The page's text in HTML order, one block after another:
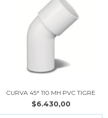
CURVA 45° 110 MH PVC TIGRE
$6.430,00